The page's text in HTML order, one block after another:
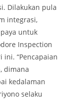
Dilakukan pula
integrasi,
untuk
Inspection
“Pencapaian
dimana
kedalaman
selaku